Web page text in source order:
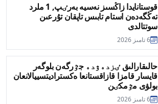
قوستانايدا زاڭسىز نەسيە بەرٸپ, 1 ملرد
تەڭگەدەن استام تابىس تاپقان تۇرعىن
سوتتالدى
6 تامىز 2026
حالىقارالىق ٸزدەۋدە جٷرگەن بلوگەر
قايسار قامزا قازاقستانعا ەكستراديتسييالانعان
بولۋى مٷمكٸن
6 تامىز 2026